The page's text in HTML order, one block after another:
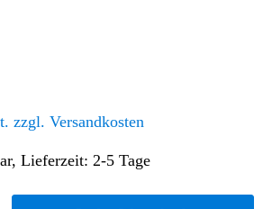
zzgl. Versandkosten
Lieferzeit: 2-5 Tage